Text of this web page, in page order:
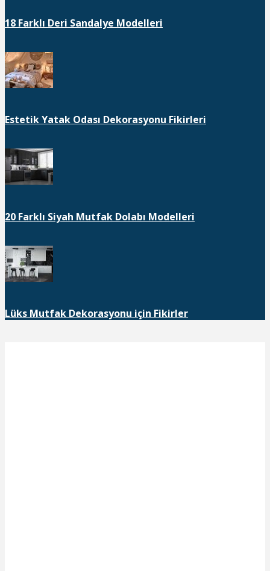
18 Farklı Deri Sandalye Modelleri
Estetik Yatak Odası Dekorasyonu Fikirleri
20 Farklı Siyah Mutfak Dolabı Modelleri
Lüks Mutfak Dekorasyonu için Fikirler